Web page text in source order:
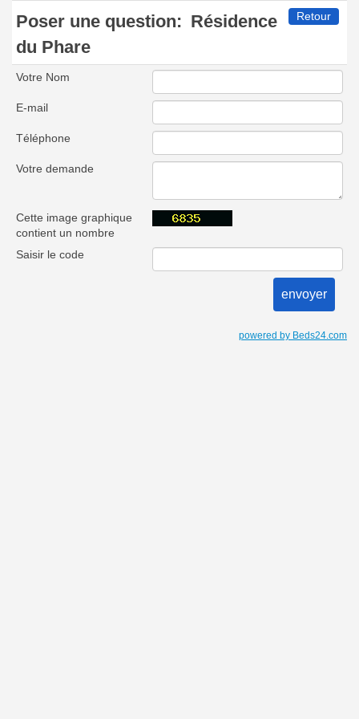
Retour
Poser une question: Résidence
du Phare
Votre Nom
E-mail
Téléphone
Votre demande
Cette image graphique
contient un nombre
Saisir le code
powered by Beds24.com